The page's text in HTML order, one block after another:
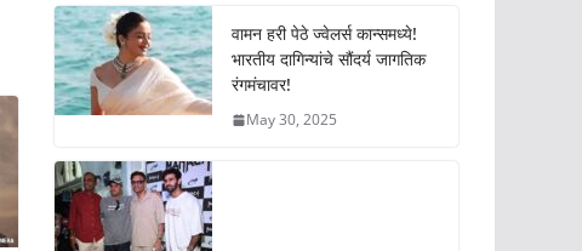
वामन हरी पेठे ज्वेलर्स कान्समध्ये!
भारतीय दागिन्यांचे सौंदर्य जागतिक
रंगमंचावर!
May 30, 2025